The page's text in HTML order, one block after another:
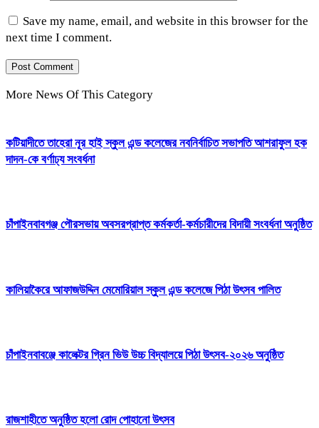
Save my name, email, and website in this browser for the
next time I comment.
More News Of This Category
কটিয়াদীতে তাহেরা নূর হাই স্কুল এন্ড কলেজের নবনির্বাচিত সভাপতি আশরাফুল হক
দাদন-কে বর্ণাঢ্য সংবর্ধনা
চাঁপাইনবাবগঞ্জ পৌরসভায় অবসরপ্রাপ্ত কর্মকর্তা-কর্মচারীদের বিদায়ী সংবর্ধনা অনুষ্ঠিত
কালিয়াকৈরে আফাজউদ্দিন মেমোরিয়াল স্কুল এন্ড কলেজে পিঠা উৎসব পালিত
চাঁপাইনবাবঞ্জে কালেক্টর গ্রিন ভিউ উচ্চ বিদ্যালয়ে পিঠা উৎসব-২০২৬ অনুষ্ঠিত
রাজশাহীতে অনুষ্ঠিত হলো রোদ পোহানো উৎসব